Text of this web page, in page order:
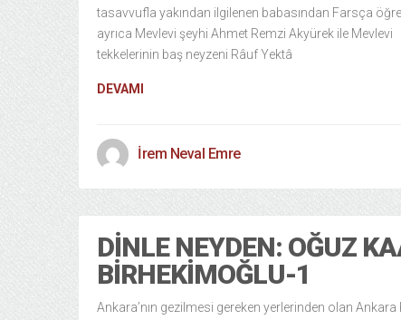
tasavvufla yakından ilgilenen babasından Farsça
ayrıca Mevlevi şeyhi Ahmet Remzi Akyürek ile Mevlevi
tekkelerinin baş neyzeni Râuf Yektâ
DEVAMI
İrem Neval Emre
DINLE NEYDEN: OĞUZ
BIRHEKIMOĞLU-1
Ankara’nın gezilmesi gereken yerlerinden olan Ankara